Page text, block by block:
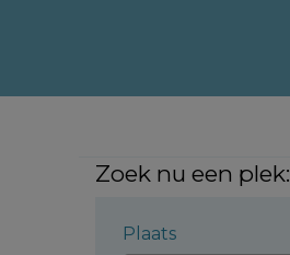
Zoek nu een plek:
Plaats